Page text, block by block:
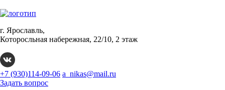
г. Ярославль,
Которосльная набережная, 22/10, 2 этаж
+7 (930)114-09-06 a_nikas@mail.ru
Задать вопрос